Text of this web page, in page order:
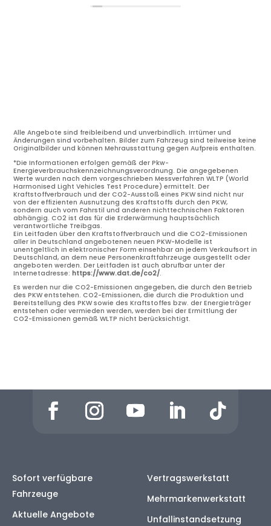
Alle Angebote sind freibleibend und unverbindlich. Irrtümer und
Änderungen sind vorbehalten. Bilder zum Fahrzeug sind teilweise keine
Originalbilder und können Mehrausstattung gegen Aufpreis enthalten.
*Die Informationen erfolgen gemäß der Pkw-
Energieverbrauchskennzeichnungsverordnung. Die angegebenen
Werte wurden nach dem vorgeschrieben Messverfahren WLTP (World
Harmonised Light Vehicles Test Procedure) ermittelt. Der
Kraftstoffverbrauch und der CO2-Ausstoß eines PKW sind nicht nur
von der effizienten Ausnutzung des Kraftstoffs durch den PKW,
sondern auch vom Fahrstil und anderen nichttechnischen Faktoren
abhängig. CO2 ist das für die Erderwärmung hauptsächlich
verantwortliche Treibgas.
Ein Leitfaden über den Kraftstoffverbrauch und die CO2-Emissionen
aller in Deutschland angebotenen neuen PKW-Modelle ist
unentgeltlich in elektronischer Form einsehbar an jedem Verkaufsort in
Deutschland, an dem neue Personenkraftfahrzeuge ausgestellt oder
angeboten werden. Der Leitfaden ist auch abrufbar unter der
Internetadresse:https://www.dat.de/co2/.
Es werden nur die CO2-Emissionen angegeben, die durch den Betrieb
des PKW entstehen. CO2-Emissionen, die durch die Produktion und
Bereitstellung des PKW sowie des Kraftstoffes bzw. der Energieträger
entstehen oder vermieden werden, werden bei der Ermittlung der
CO2-Emissionen gemäß WLTP nicht berücksichtigt.
Sofort verfügbare
Fahrzeuge
Aktuelle Angebote
Vertragswerkstatt
Mehrmarkenwerkstatt
Unfallinstandsetzung